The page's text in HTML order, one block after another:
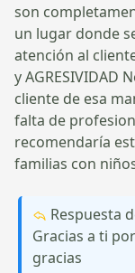
son
un lugar donde
atención al
y AGRESIVIDAD
cliente de esa
falta de
recomendaría
familias con
Respuesta
Gracias a ti
gracias